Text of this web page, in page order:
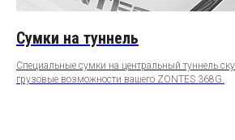
Сумки на туннель
Специальные сумки на центральный туннель
грузовые возможности вашего ZONTES 368G.